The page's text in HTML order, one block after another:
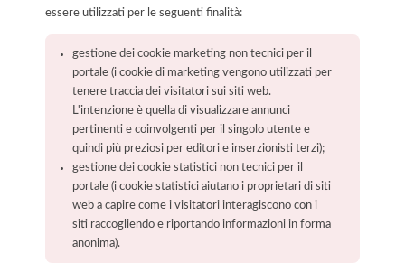
essere utilizzati per le seguenti finalità:
gestione dei cookie marketing non tecnici per il
portale (i cookie di marketing vengono utilizzati per
tenere traccia dei visitatori sui siti web.
L'intenzione è quella di visualizzare annunci
pertinenti e coinvolgenti per il singolo utente e
quindi più preziosi per editori e inserzionisti terzi);
gestione dei cookie statistici non tecnici per il
portale (i cookie statistici aiutano i proprietari di siti
web a capire come i visitatori interagiscono con i
siti raccogliendo e riportando informazioni in forma
anonima).